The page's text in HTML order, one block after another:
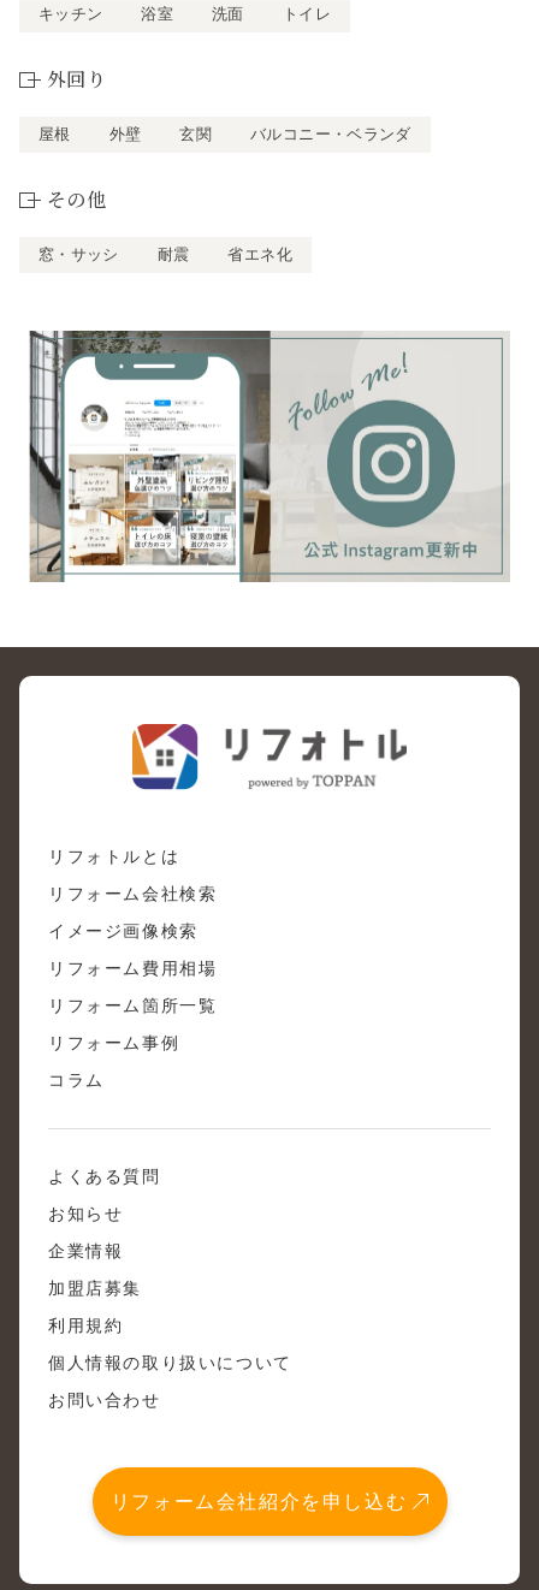
キッチン 浴室 洗面 トイレ
外回り
屋根 外壁 玄関 バルコニー・ベランダ
その他
窓・サッシ 耐震 省エネ化
リフォトルとは
リフォーム会社検索
イメージ画像検索
リフォーム費用相場
リフォーム箇所一覧
リフォーム事例
コラム
よくある質問
お知らせ
企業情報
加盟店募集
利用規約
個人情報の取り扱いについて
お問い合わせ
リフォーム会社紹介を申し込む